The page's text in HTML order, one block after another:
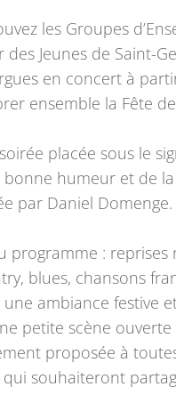
les Groupes
des Jeunes de Saint-
en concert à
ensemble la Fête
placée sous le
bonne humeur et de
par Daniel Domenge.
programme : reprises
blues, chansons
une ambiance festive
petite scène ouverte
proposée à
qui souhaiteront